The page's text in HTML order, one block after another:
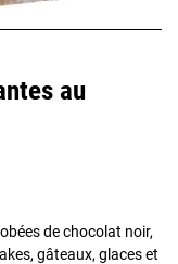
au
de chocolat noir,
gâteaux, glaces et